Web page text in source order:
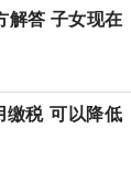
解答 子女现在
缴税 可以降低